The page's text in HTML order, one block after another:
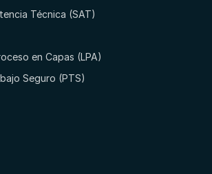
Técnica (SAT)
en Capas (LPA)
Seguro (PTS)